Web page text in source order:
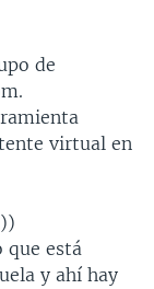
de
virtual en
que está
y ahí hay